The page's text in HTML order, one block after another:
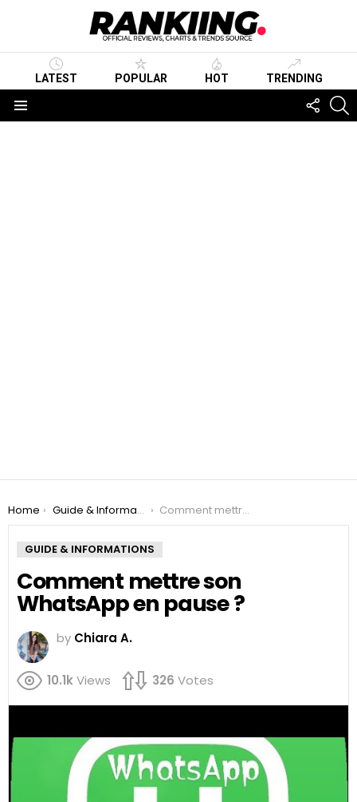
LATEST POPULAR HOT TRENDING
US
You are here:
Home Guide & Informations Comment mettre son WhatsApp en pause ?
GUIDE & INFORMATIONS
Comment mettre son
WhatsApp en pause ?
by Chiara A.
10.1kViews 326 Votes